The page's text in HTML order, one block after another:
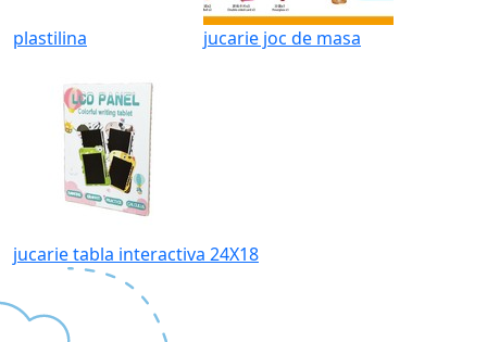
plastilina jucarie joc de masa
jucarie tabla interactiva 24X18